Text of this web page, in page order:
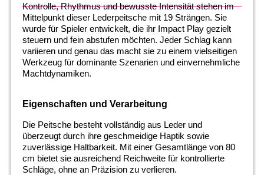
Kontrolle, Rhythmus und bewusste Intensität stehen im
Mittelpunkt dieser Lederpeitsche mit 19 Strängen. Sie
wurde für Spieler entwickelt, die ihr Impact Play gezielt
steuern und fein abstufen möchten. Jeder Schlag kann
variieren und genau das macht sie zu einem vielseitigen
Werkzeug für dominante Szenarien und einvernehmliche
Machtdynamiken.
Eigenschaften und Verarbeitung
Die Peitsche besteht vollständig aus Leder und
überzeugt durch ihre geschmeidige Haptik sowie
zuverlässige Haltbarkeit. Mit einer Gesamtlänge von 80
cm bietet sie ausreichend Reichweite für kontrollierte
Schläge, ohne an Präzision zu verlieren.